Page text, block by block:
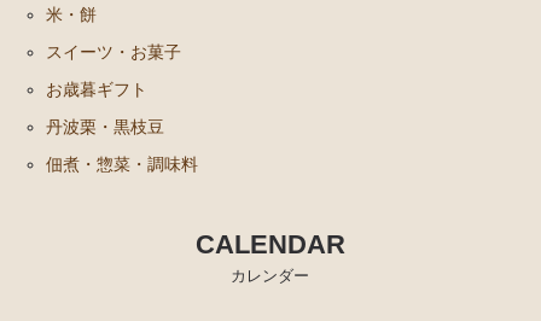
米・餅
スイーツ・お菓子
お歳暮ギフト
丹波栗・黒枝豆
佃煮・惣菜・調味料
CALENDAR
カレンダー